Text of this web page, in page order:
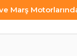
Marş